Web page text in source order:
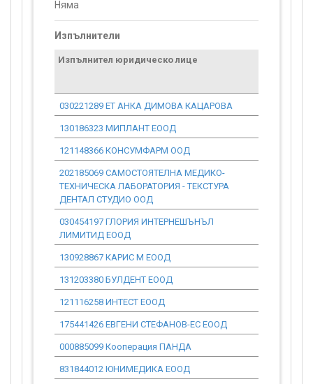
Няма
Изпълнители
Изпълнител юридическо лице
030221289 ЕТ АНКА ДИМОВА КАЦАРОВА
130186323 МИПЛАНТ ЕООД
121148366 КОНСУМФАРМ ООД
202185069 САМОСТОЯТЕЛНА МЕДИКО-
ТЕХНИЧЕСКА ЛАБОРАТОРИЯ - ТЕКСТУРА
ДЕНТАЛ СТУДИО ООД
030454197 ГЛОРИЯ ИНТЕРНЕШЪНЪЛ
ЛИМИТИД ЕООД
130928867 КАРИС М ЕООД
131203380 БУЛДЕНТ ЕООД
121116258 ИНТЕСТ ЕООД
175441426 ЕВГЕНИ СТЕФАНОВ-ЕС ЕООД
000885099 Кооперация ПАНДА
831844012 ЮНИМЕДИКА ЕООД